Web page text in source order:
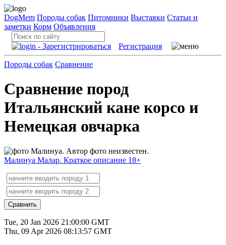
DogMem Породы собак Питомники Выставки Статьи и
заметки Корм Объявления
Регистрация
Породы собак Сравнение
Сравнение пород
Итальянский кане корсо и
Немецкая овчарка
Малинуа Малар. Краткое описание 18+
Сравнить
Tue, 20 Jan 2026 21:00:00 GMT
Thu, 09 Apr 2026 08:13:57 GMT